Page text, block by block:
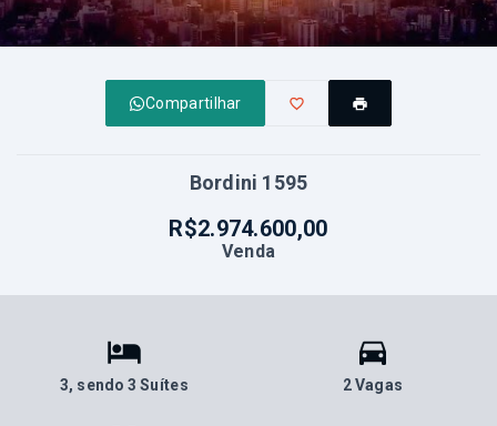
Compartilhar
Bordini 1595
R$2.974.600,00
Venda
3, sendo 3 Suítes 2 Vagas